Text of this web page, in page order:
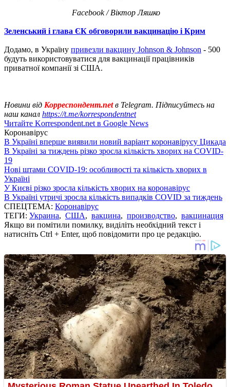
Facebook / Віктор Ляшко
Зеленський і глава ЄК обговорили вакцинацію і Крим
Додамо, в Україну привезли вакцину Johnson & Johnson - 500
будуть використовуватися для вакцинації працівників
приватної компанії зі США.
Новини від Корреспондент.netв Telegram. Підписуйтесь на
наш канал https://t.me/korrespondentnet
Читайте Korrespondent.net в Google News
Коронавірус
В Україні вперше виявили новий варіант коронавірусу Цикада
В Україні за тиждень різко зросла кількість хворих на COVID-
19
Нові штами COVID-19: особливості та кількість хворих в
Україні
У Києві різко зросла кількість хворих на коронавірус
В Україні утричі зросла кількість випадків COVID за тиждень
СПЕЦТЕМА: Коронавірус
ТЕГИ: Украина, США, вакцина, производство, вакцинация
Якщо ви помітили помилку, виділіть необхідний текст і
натисніть Ctrl + Enter, щоб повідомити про це редакцію.